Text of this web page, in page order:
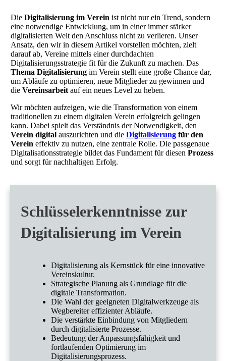
Die Digitalisierung im Verein ist nicht nur ein Trend, sondern
eine notwendige Entwicklung, um in einer immer stärker
digitalisierten Welt den Anschluss nicht zu verlieren. Unser
Ansatz, den wir in diesem Artikel vorstellen möchten, zielt
darauf ab, Vereine mittels einer durchdachten
Digitalisierungsstrategie fit für die Zukunft zu machen. Das
Thema Digitalisierung im Verein stellt eine große Chance dar,
um Abläufe zu optimieren, neue Mitglieder zu gewinnen und
die Vereinsarbeit auf ein neues Level zu heben.
Wir möchten aufzeigen, wie die Transformation von einem
traditionellen zu einem digitalen Verein erfolgreich gelingen
kann. Dabei spielt das Verständnis der Notwendigkeit, den
Verein digital auszurichten und die Digitalisierung für den
Verein effektiv zu nutzen, eine zentrale Rolle. Die passgenaue
Digitalisationsstrategie bildet das Fundament für diesen Prozess
und sorgt für nachhaltigen Erfolg.
Schlüsselerkenntnisse zur
Digitalisierung im Verein
Digitalisierung als Kernstück für eine innovative
Vereinskultur.
Strategische Planung als Grundlage für die
digitale Transformation.
Die Wahl der geeigneten Digitalwerkzeuge als
Wegbereiter effizienter Abläufe.
Die verstärkte Einbindung von Mitgliedern
durch digitalisierte Prozesse.
Bedeutung der Anpassungsfähigkeit und
fortlaufenden Optimierung im
Digitalisierungsprozess.